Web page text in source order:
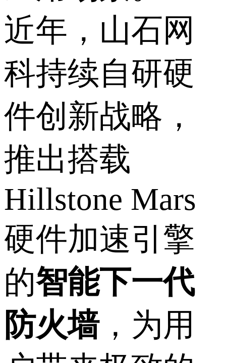
近年，山石网
科持续自研硬
件创新战略，
推出搭载
Hillstone Mars
硬件加速引擎
的智能下一代
防火墙，为用